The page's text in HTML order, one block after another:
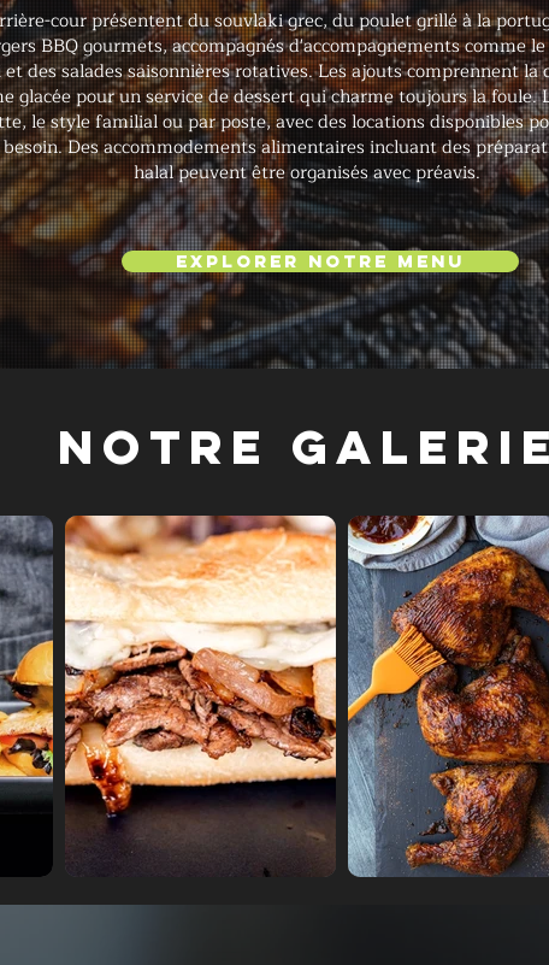
cour présentent du souvlaki grec, du poulet grillé à la
BBQ gourmets, accompagnés d'accompagnements comme
des salades saisonnières rotatives. Les ajouts comprennent
glacée pour un service de dessert qui charme toujours la
le style familial ou par poste, avec des locations disponibles
Des accommodements alimentaires incluant des
halal peuvent être organisés avec préavis.
Explorer notre menu
Notre galerie